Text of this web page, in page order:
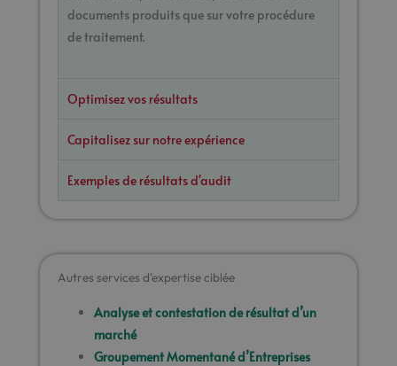
documents produits que sur votre procédure
de traitement.
Optimisez vos résultats
Capitalisez sur notre expérience
Exemples de résultats d'audit
Autres services d'expertise ciblée
Analyse et contestation de résultat d’un
marché
Groupement Momentané d’Entreprises